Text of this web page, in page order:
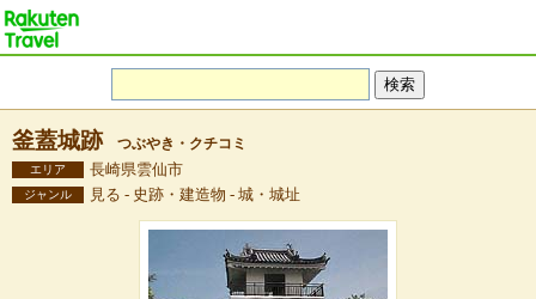
釜蓋城跡 つぶやき・クチコミ
エリア 長崎県雲仙市
ジャンル 見る - 史跡・建造物 - 城・城址